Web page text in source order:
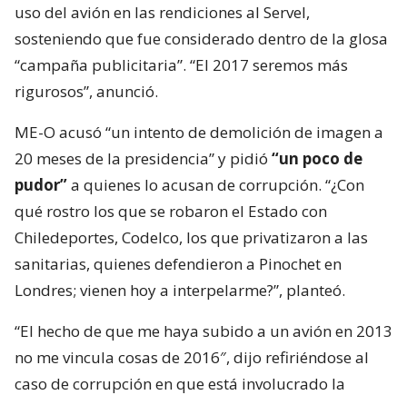
uso del avión en las rendiciones al Servel,
sosteniendo que fue considerado dentro de la glosa
“campaña publicitaria”. “El 2017 seremos más
rigurosos”, anunció.
ME-O acusó “un intento de demolición de imagen a
20 meses de la presidencia” y pidió “un poco de
pudor”a quienes lo acusan de corrupción. “¿Con
qué rostro los que se robaron el Estado con
Chiledeportes, Codelco, los que privatizaron a las
sanitarias, quienes defendieron a Pinochet en
Londres; vienen hoy a interpelarme?”, planteó.
“El hecho de que me haya subido a un avión en 2013
no me vincula cosas de 2016″, dijo refiriéndose al
caso de corrupción en que está involucrado la